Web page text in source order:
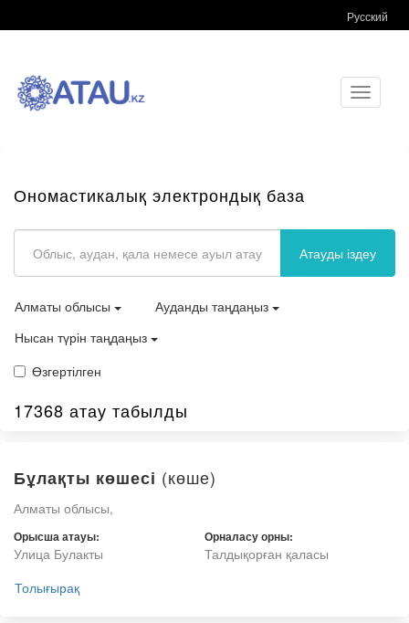
Русский
Toggle
Ономастикалық электрондық база
Атауды іздеу
Алматы облысы
Ауданды таңдаңыз
Нысан түрін таңдаңыз
Өзгертілген
17368 атау табылды
Бұлақты көшесі (көше)
Алматы облысы,
Орысша атауы:
Улица Булакты
Орналасу орны:
Талдықорған қаласы
Толығырақ